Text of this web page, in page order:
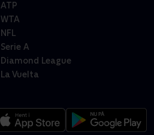
ATP
WTA
NFL
Serie A
Diamond League
La Vuelta